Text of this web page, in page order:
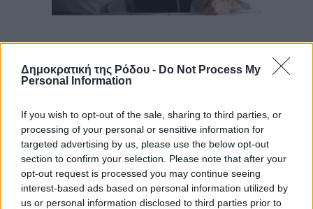
Δημοκρατική της Ρόδου - Do Not Process My
Personal Information
If you wish to opt-out of the sale, sharing to third parties, or
processing of your personal or sensitive information for
targeted advertising by us, please use the below opt-out
section to confirm your selection. Please note that after your
opt-out request is processed you may continue seeing
interest-based ads based on personal information utilized by
us or personal information disclosed to third parties prior to